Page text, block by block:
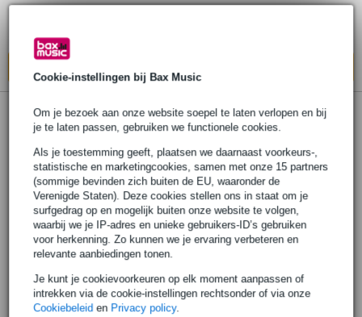
Cookie-instellingen bij Bax Music
Om je bezoek aan onze website soepel te laten verlopen en bij
je te laten passen, gebruiken we functionele cookies.
Als je toestemming geeft, plaatsen we daarnaast voorkeurs-,
statistische en marketingcookies, samen met onze 15 partners
(sommige bevinden zich buiten de EU, waaronder de
Verenigde Staten). Deze cookies stellen ons in staat om je
surfgedrag op en mogelijk buiten onze website te volgen,
waarbij we je IP-adres en unieke gebruikers-ID’s gebruiken
voor herkenning. Zo kunnen we je ervaring verbeteren en
relevante aanbiedingen tonen.
Je kunt je cookievoorkeuren op elk moment aanpassen of
intrekken via de cookie-instellingen rechtsonder of via onze
Cookiebeleid en Privacy policy.